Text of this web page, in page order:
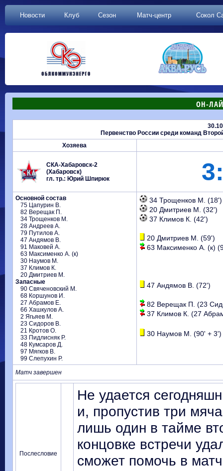
Новости Клуб Сезон Матч-центр Сокол
ОН-
Первенство России среди команд
Хозяева
СКА-Хабаровск-2
(Хабаровск)
гл. тр.: Юрий Шпирюк
Основной состав
75 Цапурин В.
82 Верещак П.
34 Трощенков М.
28 Андреев А.
79 Путилов А.
47 Андямов В.
91 Маковей А.
63 Максименко А. (к)
30 Наумов М.
37 Климов К.
20 Дмитриев М.
Запасные
90 Свяченовский М.
68 Коршунов И.
27 Абрамов Е.
66 Хашкулов А.
2 Ягьяев М.
23 Сидоров В.
21 Кротов О.
33 Пидлисняк Р.
48 Кумсаров Д.
97 Мягков В.
99 Слепухин Р.
34 Трощенков М. (18')
20 Дмитриев М. (32')
37 Климов К. (42')
20 Дмитриев М. (59')
63 Максименко А. (к)
47 Андямов В. (72')
82 Верещак П. (23
37 Климов К. (27
30 Наумов М. (90' + 3')
Матч завершен
Послесловие
Не удается
и, пропустив три
лишь один в тайме
концовке встречи
сможет помочь в